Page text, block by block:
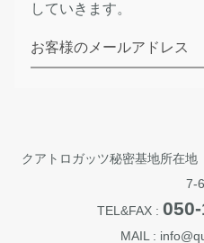
していきます。
お客様のメールアドレス
クアトロガッツ秘密基地所在
7-
TEL&FAX :
MAIL :